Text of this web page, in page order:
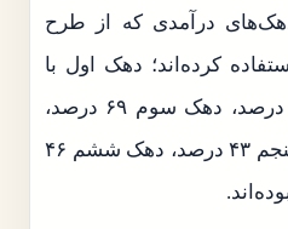
درآمدی که از طرح
کرده‌اند؛ دهک اول با
۸۵.۷ درصد، دهک دوم با ۶۸ درصد، دهک سوم ۶۹ درصد،
دهک چهارم ۸۴ درصد، دهک پنجم ۴۳ درصد، دهک ششم ۴۶